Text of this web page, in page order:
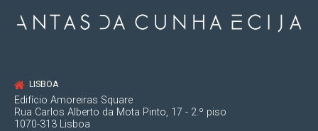
LISBOA
Edifício Amoreiras Square
Rua Carlos Alberto da Mota Pinto, 17 - 2.º piso
1070-313 Lisboa